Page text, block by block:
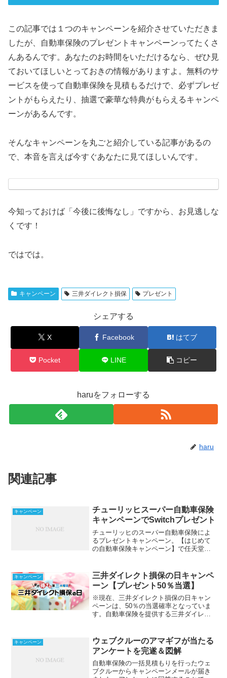
この記事では１つのキャンペーンを紹介させていただきま
したが、自動車保険のプレゼントキャンペーンってたくさ
んあるんです。あなたのお時間をいただけるなら、ぜひ見
ておいてほしいとっておきの情報がありますよ。無料のサ
ービスを使って自動車保険を見積もるだけで、必ずプレゼ
ントがもらえたり、抽選で豪華な特典がもらえるキャンペ
ーンがあるんです。
そんなキャンペーンを丸ごと紹介している記事があるの
で、本音を言えば今すぐあなたに見てほしいんです。
今知っておけば「今後に後悔なし」ですから、お見逃しな
くです！
ではでは。
キャンペーン 三井ダイレクト損保 プレゼント
シェアする
X Facebook はてブ
Pocket LINE コピー
haruをフォローする
haru
関連記事
キャンペーン
チューリッヒスーパー自動車保険
キャンペーンでSwitchプレゼント
チューリッヒのスーパー自動車保険によ
るプレゼントキャンペーン。【はじめて
の自動車保険キャンペーン】で任天堂
い。
キャンペーン
三井ダイレクト損保の日キャンペ
ーン【プレゼント50％当選】
※現在、三井ダイレクト損保の日キャン
ペーンは、50％の当選確率となっていま
す。自動車保険を提供する三井ダイレク
する第三水曜・三井ダイレクト損保の
日】haruこのキャンペ...
キャンペーン
ウェブクルーのアマギフが当たる
アンケートを完遂＆図解
自動車保険の一括見積もりを行ったウェ
ブクルーからキャンペーンメールが届き